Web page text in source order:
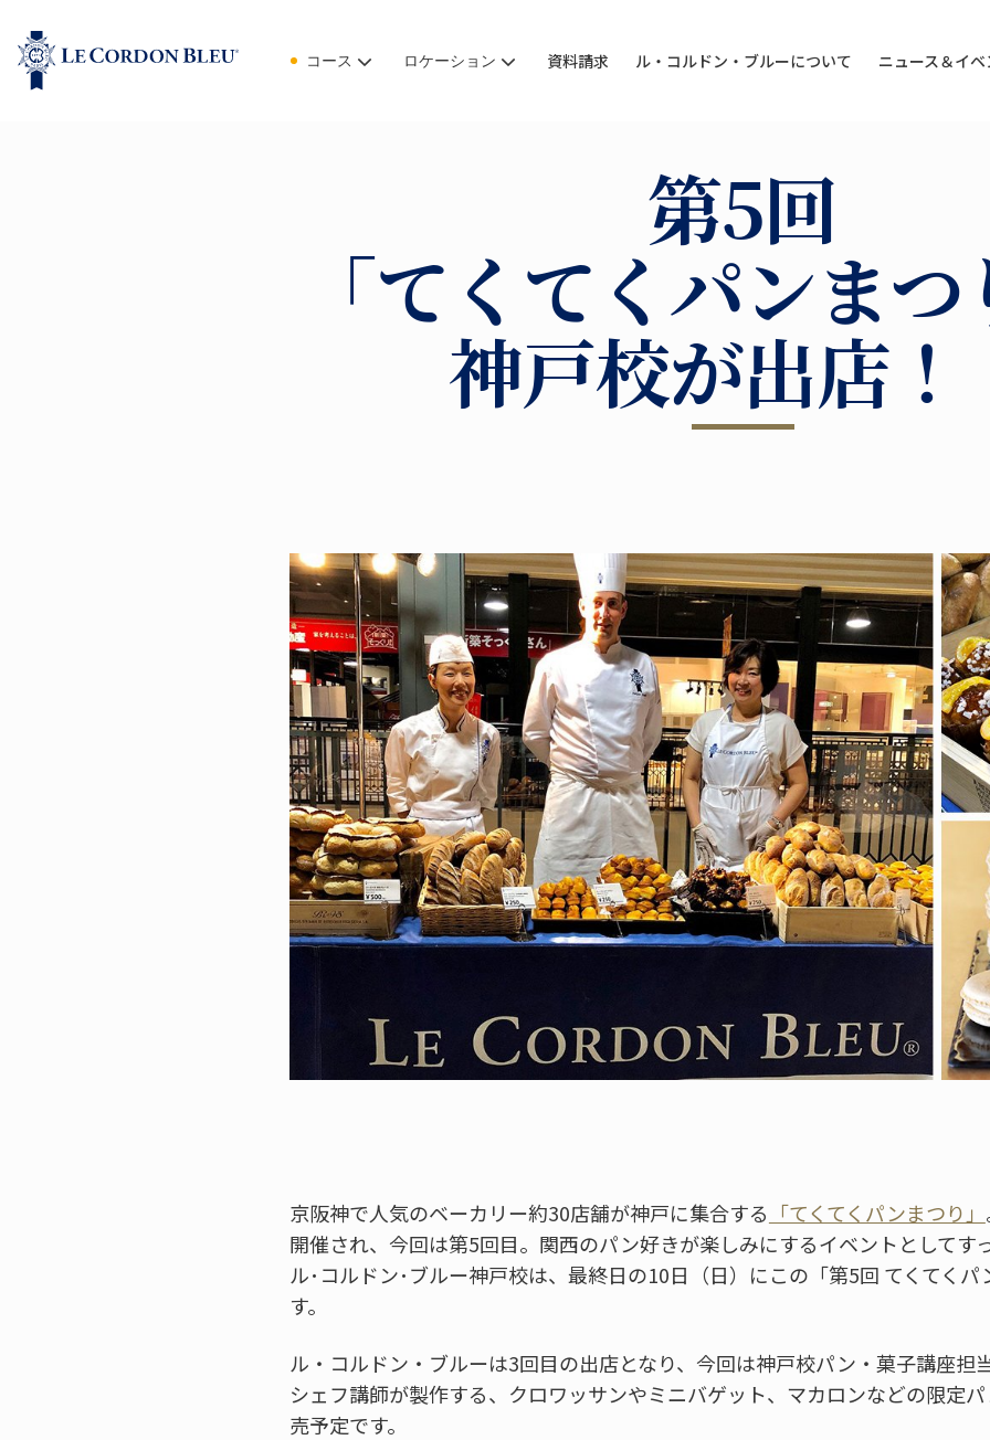
コース ロケーション 資料請求 ル・コルドン・ブルーについて ニュース＆イ
第5回
「てくてくパンま
神戸校が出店
京阪神で人気のベーカリー約30店舗が神戸に集合する 「てくてくパンまつり」
開催され、今回は第5回目。関西のパン好きが楽しみにするイベントとしてす
ル･コルドン･ブルー神戸校は、最終日の10日（日）にこの「第5回 てくてく
す。
ル・コルドン・ブルーは3回目の出店となり、今回は神戸校パン・菓子講座担
シェフ講師が製作する、クロワッサンやミニバゲット、マカロンなどの限定
売予定です。